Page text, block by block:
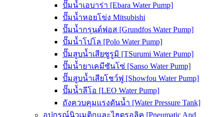
ปั๊มน้ำเอบาร่า [Ebara Water Pump]
ปั๊มน้ำหอยโข่ง Mitsubishi
ปั๊มน้ำกรุนด์ฟอส [Grundfos Water Pump]
ปั๊มน้ำโปโล [Polo Water Pump]
ปั๊มสูบน้ำเสียซูรูมิ [TSurumi Water Pump]
ปั๊มน้ำยาเคมีซันโซ่ [Sanso Water Pump]
ปั๊มสูบน้ำเสียโชว์ฟู [Showfou Water Pump]
ปั๊มน้ำลีโอ [LEO Water Pump]
ถังควบคุมแรงดันน้ำ [Water Pressure Tank]
อุปกรณ์นิวเมติกและไฮดรอลิค [Pneumatic And